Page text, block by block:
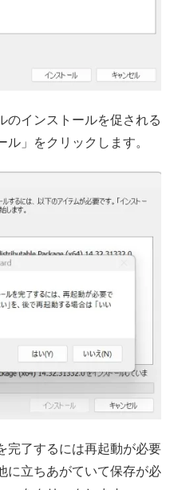
のインストールを促される
」をクリックします。
完了するには再起動が必要
に立ちあがていて保存が必